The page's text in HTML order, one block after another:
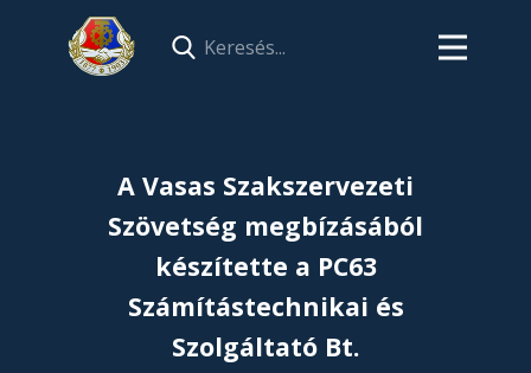
A Vasas Szakszervezeti
Szövetség megbízásából
készítette a PC63
Számítástechnikai és
Szolgáltató Bt.